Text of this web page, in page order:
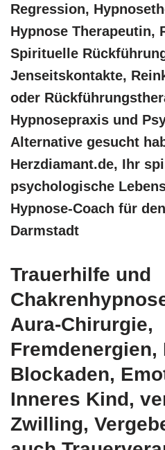
Regression,
Hypnose Therapeutin,
Spirituelle
Jenseitskontakte,
oder
Hypnosepraxis und
Alternative gesucht
Herzdiamant.de, Ihr
psychologische
Hypnose-Coach für
Darmstadt
Trauerhilfe und
Aura-Chirurgie,
Fremdenergien,
Blockaden,
Inneres Kind,
Zwilling,